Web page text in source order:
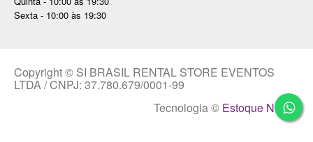
Sexta - 10:00 às 19:30
Copyright © SI BRASIL RENTAL STORE EVENTOS
LTDA / CNPJ: 37.780.679/0001-99
Tecnologia © Estoque NOW.